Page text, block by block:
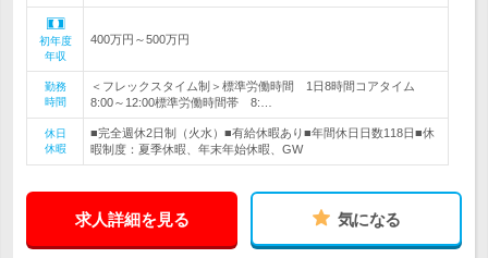
初年度
年収
400万円～500万円
勤務
時間
＜フレックスタイム制＞標準労働時間 1日8時間コアタイム
8:00～12:00標準労働時間帯 8:…
休日
休暇
■完全週休2日制（火水）■有給休暇あり■年間休日日数118日■休
暇制度：夏季休暇、年末年始休暇、GW
求人詳細を見る 気になる